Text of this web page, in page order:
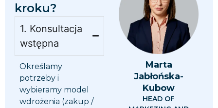
kroku?
1. Konsultacja
wstępna
Określamy
potrzeby i
wybieramy model
wdrożenia (zakup /
Marta
Jabłońska-
Kubow
HEAD OF